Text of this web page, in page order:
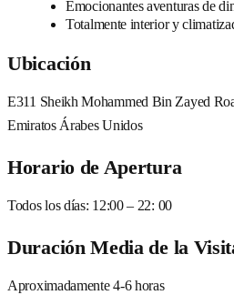
Emocionantes aventuras de
Totalmente interior y
Ubicación
E311 Sheikh Mohammed Bin Zayed
Emiratos Árabes Unidos
Horario de Apertura
Todos los días: 12:00 – 22: 00
Duración Media de la
Aproximadamente 4-6 horas